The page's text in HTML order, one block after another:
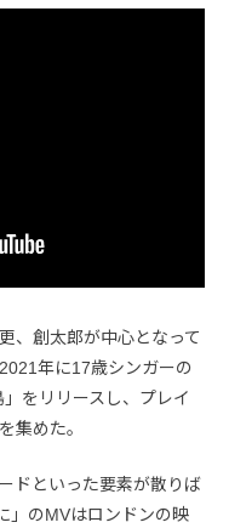
、創太郎が中心となって
年に17歳シンガーの
をリリースし、プレイ
集めた。
ドといった要素が散りば
」のMVはロンドンの映